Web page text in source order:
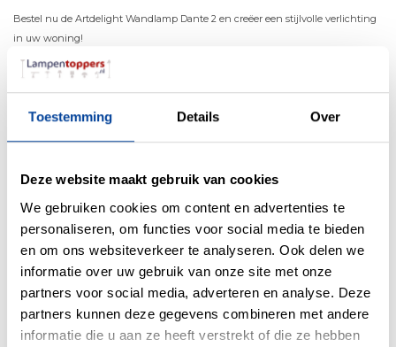
Toestemming Details Over
Deze website maakt gebruik van cookies
We gebruiken cookies om content en advertenties te
personaliseren, om functies voor social media te bieden
en om ons websiteverkeer te analyseren. Ook delen we
informatie over uw gebruik van onze site met onze
partners voor social media, adverteren en analyse. Deze
partners kunnen deze gegevens combineren met andere
informatie die u aan ze heeft verstrekt of die ze hebben
Bestel nu de Artdelight Wandlamp Dante 2 en creëer een stijlvolle verlichting
in uw woning!
Max. Wattage per lichtpunt 35Watt
Energielabel
Lichtkleur